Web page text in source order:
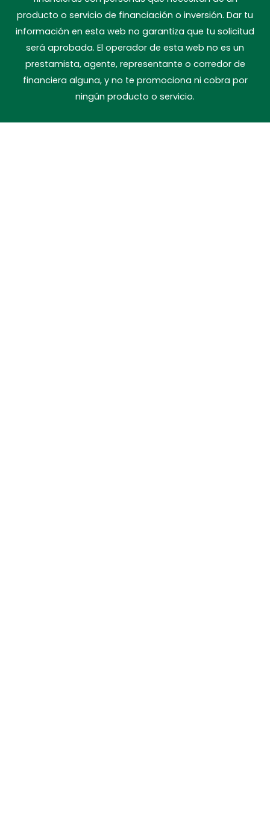
producto o servicio de financiación o inversión. Dar tu
información en esta web no garantiza que tu solicitud
será aprobada. El operador de esta web no es un
prestamista, agente, representante o corredor de
financiera alguna, y no te promociona ni cobra por
ningún producto o servicio.